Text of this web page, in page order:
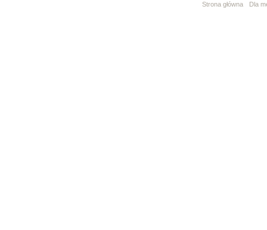
Strona główna
Dla